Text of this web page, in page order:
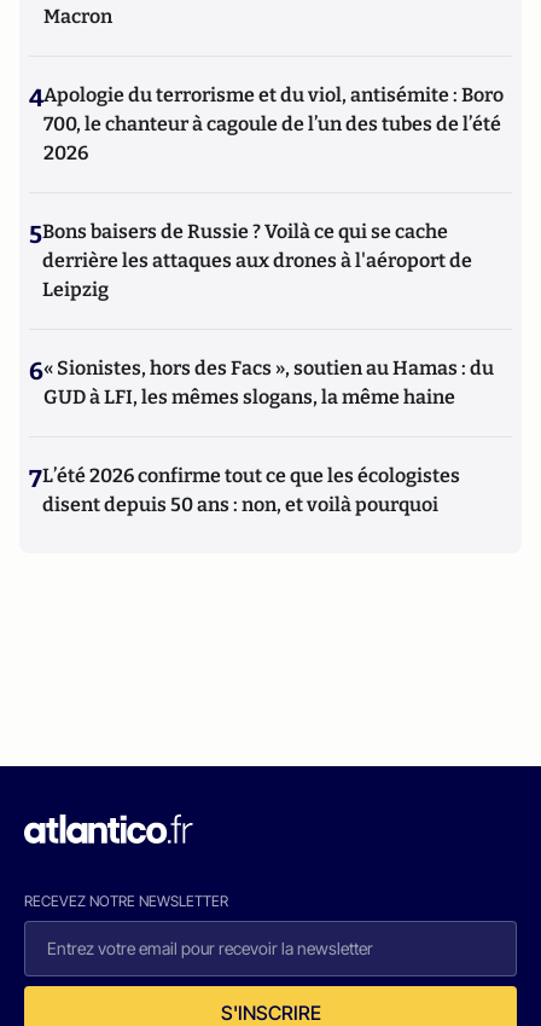
Macron
4Apologie du terrorisme et du viol, antisémite : Boro
700, le chanteur à cagoule de l’un des tubes de l’été
2026
5Bons baisers de Russie ? Voilà ce qui se cache
derrière les attaques aux drones à l'aéroport de
Leipzig
6« Sionistes, hors des Facs », soutien au Hamas : du
GUD à LFI, les mêmes slogans, la même haine
7L’été 2026 confirme tout ce que les écologistes
disent depuis 50 ans : non, et voilà pourquoi
RECEVEZ NOTRE NEWSLETTER
S'INSCRIRE